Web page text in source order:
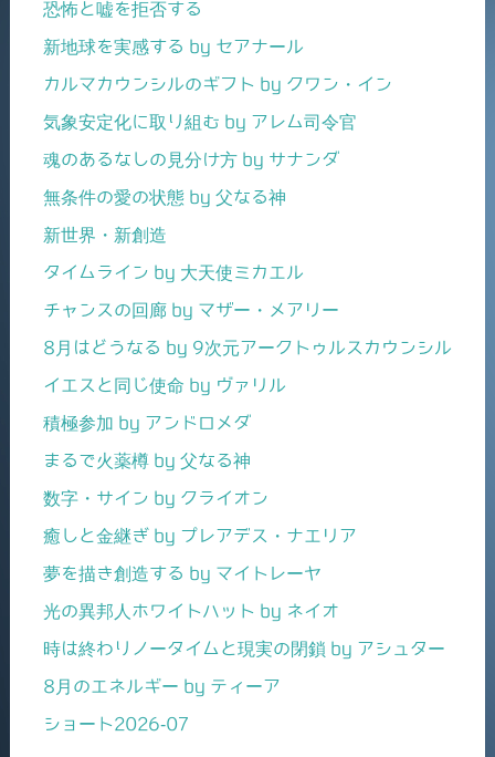
恐怖と嘘を拒否する
新地球を実感する by セアナール
カルマカウンシルのギフト by クワン・イン
気象安定化に取り組む by アレム司令官
魂のあるなしの見分け方 by サナンダ
無条件の愛の状態 by 父なる神
新世界・新創造
タイムライン by 大天使ミカエル
チャンスの回廊 by マザー・メアリー
8月はどうなる by 9次元アークトゥルスカウンシル
イエスと同じ使命 by ヴァリル
積極参加 by アンドロメダ
まるで火薬樽 by 父なる神
数字・サイン by クライオン
癒しと金継ぎ by プレアデス・ナエリア
夢を描き創造する by マイトレーヤ
光の異邦人ホワイトハット by ネイオ
時は終わりノータイムと現実の閉鎖 by アシュター
8月のエネルギー by ティーア
ショート2026-07